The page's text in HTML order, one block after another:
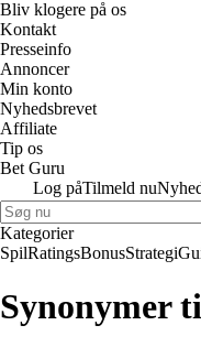
Bliv klogere på os
Kontakt
Presseinfo
Annoncer
Min konto
Nyhedsbrevet
Affiliate
Tip os
Bet Guru
Log påTilmeld nu
Kategorier
SpilRatingsBonusStrategi
Synonymer